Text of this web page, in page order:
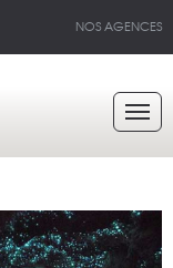
NOS AGENCES